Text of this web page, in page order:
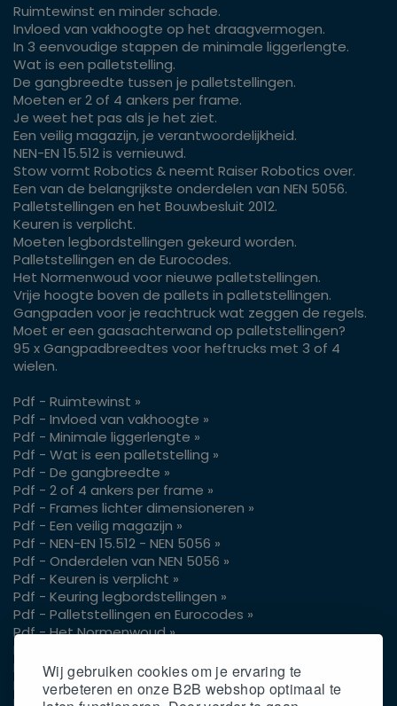
Wij gebruiken cookies om je ervaring te
verbeteren en onze B2B webshop optimaal te
Ruimtewinst en minder schade.
Invloed van vakhoogte op het draagvermogen.
In 3 eenvoudige stappen de minimale liggerlengte.
Wat is een palletstelling.
De gangbreedte tussen je palletstellingen.
Moeten er 2 of 4 ankers per frame.
Je weet het pas als je het ziet.
Een veilig magazijn, je verantwoordelijkheid.
NEN-EN 15.512 is vernieuwd.
Stow vormt Robotics & neemt Raiser Robotics over.
Een van de belangrijkste onderdelen van NEN 5056.
Palletstellingen en het Bouwbesluit 2012.
Keuren is verplicht.
Moeten legbordstellingen gekeurd worden.
Palletstellingen en de Eurocodes.
Het Normenwoud voor nieuwe palletstellingen.
Vrije hoogte boven de pallets in palletstellingen.
Gangpaden voor je reachtruck wat zeggen de regels.
Moet er een gaasachterwand op palletstellingen?
95 x Gangpadbreedtes voor heftrucks met 3 of 4
wielen.
Pdf - Ruimtewinst »
Pdf - Invloed van vakhoogte »
Pdf - Minimale liggerlengte »
Pdf - Wat is een palletstelling »
Pdf - De gangbreedte »
Pdf - 2 of 4 ankers per frame »
Pdf - Frames lichter dimensioneren »
Pdf - Een veilig magazijn »
Pdf - NEN-EN 15.512 - NEN 5056 »
Pdf - Onderdelen van NEN 5056 »
Pdf - Keuren is verplicht »
Pdf - Keuring legbordstellingen »
Pdf - Palletstellingen en Eurocodes »
Pdf - Het Normenwoud »
Pdf - Vrije hoogte pallets »
Pdf - Gangpaden voor je reachtruck »
Pdf - Gaasachterwand op palletstellingen »